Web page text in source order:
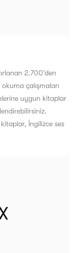
2.700’den
çalışmaları
uygun kitaplar
İngilizce ses